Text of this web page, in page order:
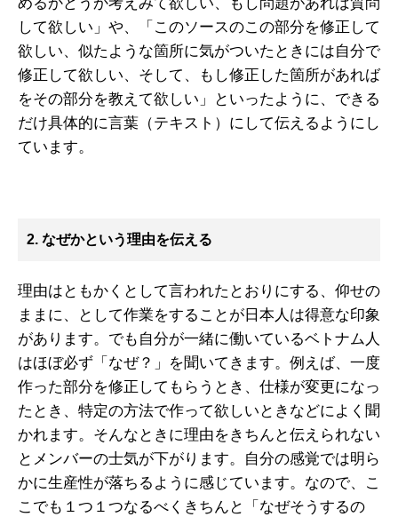
して欲しい」や、「このソースのこの部分を修正して
欲しい、似たような箇所に気がついたときには自分で
修正して欲しい、そして、もし修正した箇所があれば
をその部分を教えて欲しい」といったように、できる
だけ具体的に言葉（テキスト）にして伝えるようにし
ています。
2. なぜかという理由を伝える
理由はともかくとして言われたとおりにする、仰せの
ままに、として作業をすることが日本人は得意な印象
があります。でも自分が一緒に働いているベトナム人
はほぼ必ず「なぜ？」を聞いてきます。例えば、一度
作った部分を修正してもらうとき、仕様が変更になっ
たとき、特定の方法で作って欲しいときなどによく聞
かれます。そんなときに理由をきちんと伝えられない
とメンバーの士気が下がります。自分の感覚では明ら
かに生産性が落ちるように感じています。なので、こ
こでも１つ１つなるべくきちんと「なぜそうするの